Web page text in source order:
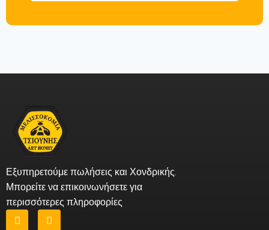
Εξυπηρετούμε πωλήσεις και Χονδρικής.
Μπορείτε να επικοινωνήσετε για
περισσότερες πληροφορίες